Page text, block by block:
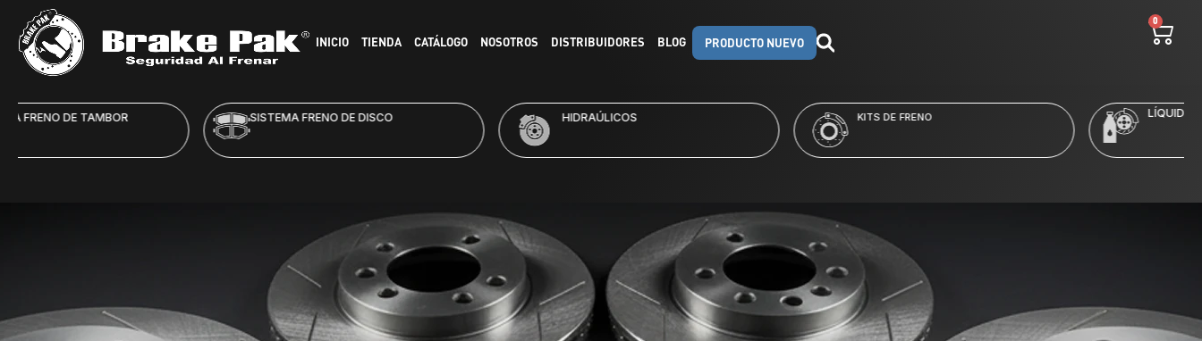
INICIO TIENDA CATÁLOGO NOSOTROS DISTRIBUIDORES BLOG PRODUCTO NUEVO
0
SISTEMA FRENO DE DISCO HIDRAÚLICOS LÍQUIDO Y LIMPIADORES